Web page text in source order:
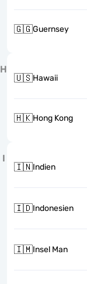
🇬🇬Guernsey
H
🇺🇸Hawaii
🇭🇰Hong Kong
I
🇮🇳Indien
🇮🇩Indonesien
🇮🇲Insel Man